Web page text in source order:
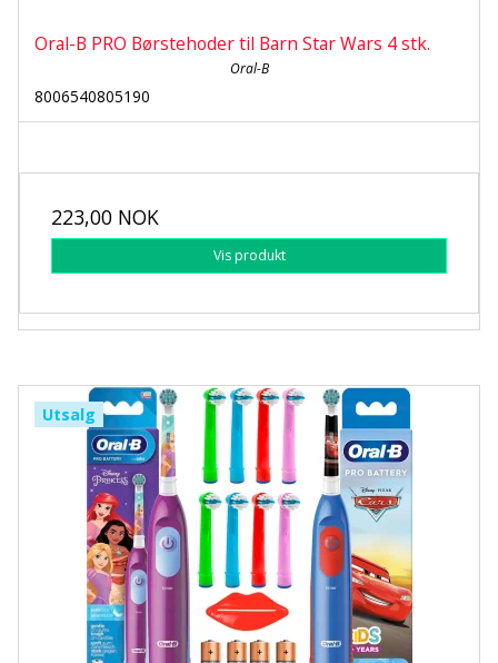
Oral-B PRO Børstehoder til Barn Star Wars 4 stk.
Oral-B
8006540805190
223,00 NOK
Vis produkt
Utsalg